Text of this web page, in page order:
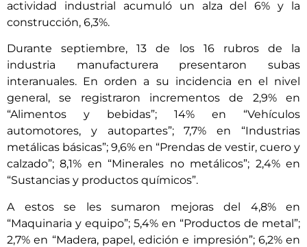
actividad industrial acumuló un alza del 6% y la
construcción, 6,3%.
Durante septiembre, 13 de los 16 rubros de la
industria manufacturera presentaron subas
interanuales. En orden a su incidencia en el nivel
general, se registraron incrementos de 2,9% en
“Alimentos y bebidas”; 14% en “Vehículos
automotores, y autopartes”; 7,7% en “Industrias
metálicas básicas”; 9,6% en “Prendas de vestir, cuero y
calzado”; 8,1% en “Minerales no metálicos”; 2,4% en
“Sustancias y productos químicos”.
A estos se les sumaron mejoras del 4,8% en
“Maquinaria y equipo”; 5,4% en “Productos de metal”;
2,7% en “Madera, papel, edición e impresión”; 6,2% en